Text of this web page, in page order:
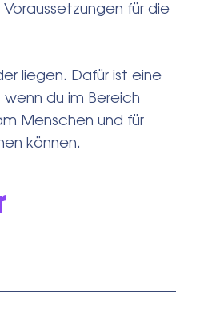
für die
liegen. Dafür ist eine
du im Bereich
Menschen und für
können.